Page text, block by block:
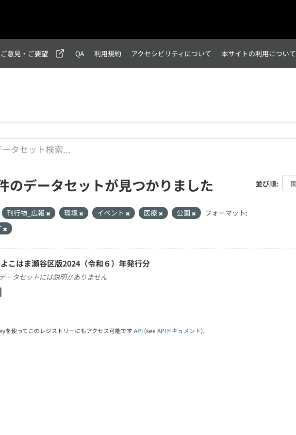
ご意見・ご要望 QA 利用規約 アクセシビリティについて 本サイトの利用について
並び順
のデータセットが見つかりました
刊行物_広報 環境 イベント 医療 公園
フォーマット:
こはま瀬谷区版2024（令和６）年発行分
ータセットには説明がありません
を使ってこのレジストリーにもアクセス可能です API (see APIドキュメント).